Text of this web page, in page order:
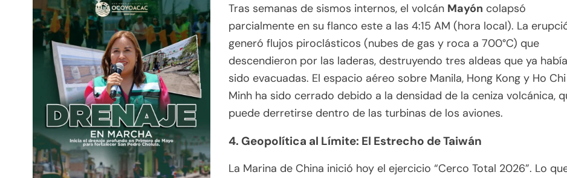
Tras semanas de sismos internos, el volcán Mayón colapsó
parcialmente en su flanco este a las 4:15 AM (hora local). La
generó flujos piroclásticos (nubes de gas y roca a 700°C) que
descendieron por las laderas, destruyendo tres aldeas que ya
sido evacuadas. El espacio aéreo sobre Manila, Hong Kong y Ho Chi
Minh ha sido cerrado debido a la densidad de la ceniza volcánica,
puede derretirse dentro de las turbinas de los aviones.
4. Geopolítica al Límite: El Estrecho de Taiwán
La Marina de China inició hoy el ejercicio “Cerco Total 2026”. Lo